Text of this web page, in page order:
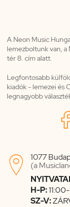
A Neon Music
lemezboltunk van, a
tér 8. cím alatt.
Legfontosabb
kiadók - lemezei és
legnagyobb

1077
(a
H-P:
SZ-V: